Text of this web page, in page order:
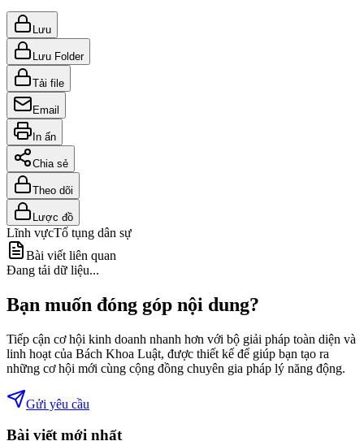
Lưu
Lưu Folder
Tải file
Email
In ấn
Chia sẻ
Theo dõi
Lược đồ
Lĩnh vựcTố tụng dân sự
Bài viết liên quan
Đang tải dữ liệu...
Bạn muốn đóng góp nội dung?
Tiếp cận cơ hội kinh doanh nhanh hơn với bộ giải pháp toàn diện và
linh hoạt của Bách Khoa Luật, được thiết kế để giúp bạn tạo ra
những cơ hội mới cùng cộng đồng chuyên gia pháp lý năng động.
Gửi yêu cầu
Bài viết mới nhất